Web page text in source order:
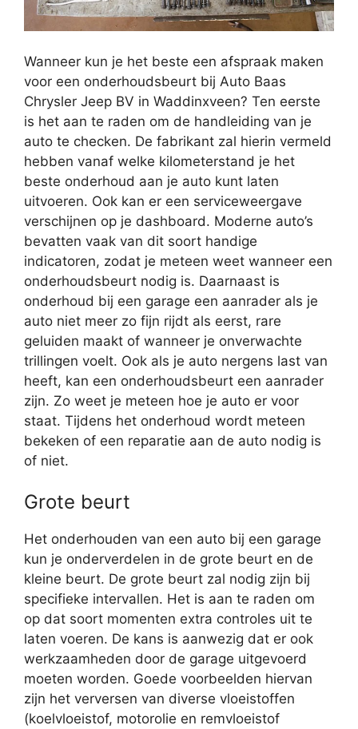
Wanneer kun je het beste een afspraak maken
voor een onderhoudsbeurt bij Auto Baas
Chrysler Jeep BV in Waddinxveen? Ten eerste
is het aan te raden om de handleiding van je
auto te checken. De fabrikant zal hierin vermeld
hebben vanaf welke kilometerstand je het
beste onderhoud aan je auto kunt laten
uitvoeren. Ook kan er een serviceweergave
verschijnen op je dashboard. Moderne auto’s
bevatten vaak van dit soort handige
indicatoren, zodat je meteen weet wanneer een
onderhoudsbeurt nodig is. Daarnaast is
onderhoud bij een garage een aanrader als je
auto niet meer zo fijn rijdt als eerst, rare
geluiden maakt of wanneer je onverwachte
trillingen voelt. Ook als je auto nergens last van
heeft, kan een onderhoudsbeurt een aanrader
zijn. Zo weet je meteen hoe je auto er voor
staat. Tijdens het onderhoud wordt meteen
bekeken of een reparatie aan de auto nodig is
of niet.
Grote beurt
Het onderhouden van een auto bij een garage
kun je onderverdelen in de grote beurt en de
kleine beurt. De grote beurt zal nodig zijn bij
specifieke intervallen. Het is aan te raden om
op dat soort momenten extra controles uit te
laten voeren. De kans is aanwezig dat er ook
werkzaamheden door de garage uitgevoerd
moeten worden. Goede voorbeelden hiervan
zijn het verversen van diverse vloeistoffen
(koelvloeistof, motorolie en remvloeistof